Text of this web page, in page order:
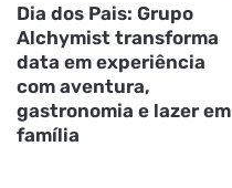
Dia dos Pais: Grupo
Alchymist transforma
data em experiência
com aventura,
gastronomia e lazer em
família